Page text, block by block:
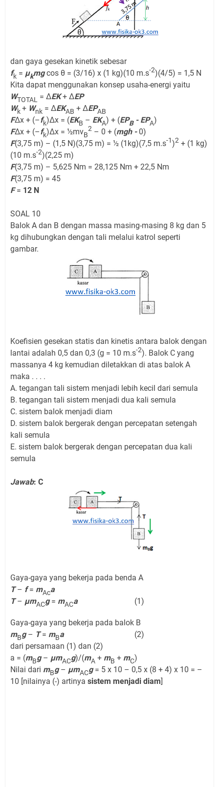
dan gaya gesekan kinetik sebesar
fk­ = µk­mgcos θ = (3/16) x (1 kg)(10 m.s-2)(4/5) = 1,5 N
Kita dapat menggunakan konsep usaha-energi yaitu
WTOTAL = ΔEK+ ΔEP
Wk+ Wnk = ΔEKAB + ΔEPAB
FΔx + (–fk)Δx = (EKB – EKA) + (EPB- EPA)
FΔx + (–fk)Δx = ½mvB
2 – 0 + (mgh - 0)
F(3,75 m) – (1,5 N)(3,75 m) = ½ (1kg)(7,5 m.s-1)2 + (1 kg)
(10 m.s-2)(2,25 m)
F(3,75 m) – 5,625 Nm = 28,125 Nm + 22,5 Nm
F(3,75 m) = 45
F= 12 N
SOAL 10
Balok A dan B dengan massa masing-masing 8 kg dan 5
kg dihubungkan dengan tali melalui katrol seperti
gambar.
Koefisien gesekan statis dan kinetis antara balok dengan
lantai adalah 0,5 dan 0,3 (g = 10 m.s-2). Balok C yang
massanya 4 kg kemudian diletakkan di atas balok A
maka . . . .
A. tegangan tali sistem menjadi lebih kecil dari semula
B. tegangan tali sistem menjadi dua kali semula
C. sistem balok menjadi diam
D. sistem balok bergerak dengan percepatan setengah
kali semula
E. sistem balok bergerak dengan percepatan dua kali
semula
Jawab: C
Gaya-gaya yang bekerja pada benda A
T– f= mAca
T– µmACg= mACa(1)
Gaya-gaya yang bekerja pada balok B
mBg– T= mBa(2)
dari persamaan (1) dan (2)
a = (mBg– µmACg)/(mA + mB + mC)
Nilai dari mBg– µmACg= 5 x 10 – 0,5 x (8 + 4) x 10 = –
10 [nilainya (-) artinya sistem menjadi diam]